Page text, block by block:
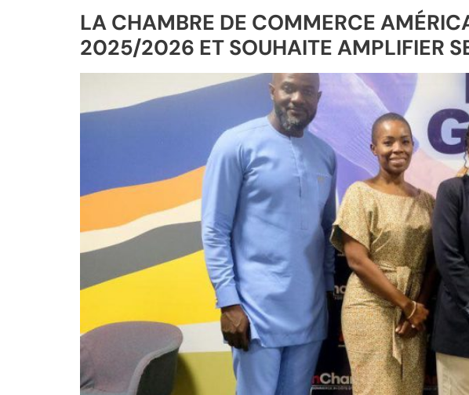
LA CHAMBRE DE COMMERCE
2025/2026 ET SOUHAITE AMPLIFIER